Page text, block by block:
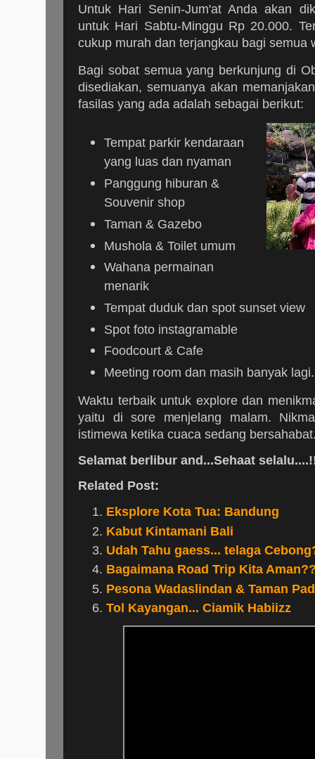
Untuk Hari Senin-Jum'at Anda akan
untuk Hari Sabtu-Minggu Rp 20.000.
cukup murah dan terjangkau bagi semua
Bagi sobat semua yang berkunjung di
disediakan, semuanya akan
fasilas yang ada adalah sebagai berikut:
Tempat parkir kendaraan
yang luas dan nyaman
Panggung hiburan &
Souvenir shop
Taman & Gazebo
Mushola & Toilet umum
Wahana permainan
menarik
Tempat duduk dan spot sunset view
Spot foto instagramable
Foodcourt & Cafe
Meeting room dan masih banyak lagi.
Waktu terbaik untuk explore dan
yaitu di sore menjelang malam.
istimewa ketika cuaca sedang
Selamat berlibur and...Sehaat
Related Post:
Eksplore Kota Tua: Bandung
Kabut Kintamani Bali
Udah Tahu gaess... telaga
Bagaimana Road Trip Kita
Pesona Wadaslindan & Taman
Tol Kayangan... Ciamik Habiizz